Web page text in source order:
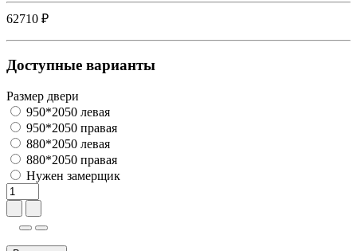
62710 ₽
Доступные варианты
Размер двери
950*2050 левая
950*2050 правая
880*2050 левая
880*2050 правая
Нужен замерщик